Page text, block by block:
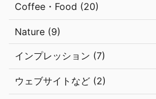
Coffee・Food (20)
Nature (9)
インプレッション (7)
ウェブサイトなど (2)